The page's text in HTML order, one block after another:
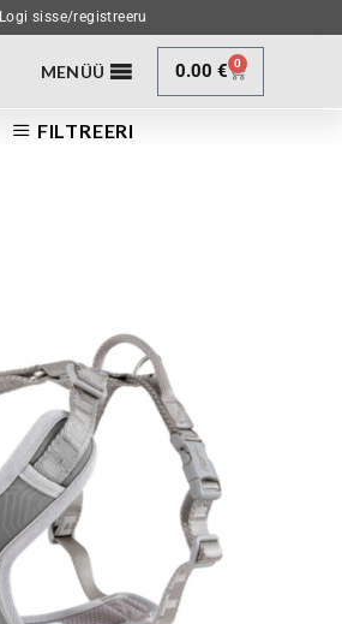
Logi sisse/registreeru
MENÜÜ 0.00€ 0
FILTREERI